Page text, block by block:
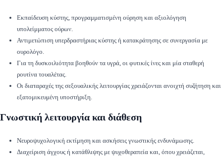
Εκπαίδευση κύστης, προγραμματισμένη ούρηση και αξιολόγηση
υπολείμματος ούρων.
Αντιμετώπιση υπερδραστήριας κύστης ή κατακράτησης σε συνεργασία με
ουρολόγο.
Για τη δυσκοιλιότητα βοηθούν τα υγρά, οι φυτικές ίνες και μία σταθερή
ρουτίνα τουαλέτας.
Οι διαταραχές της σεξουαλικής λειτουργίας χρειάζονται ανοιχτή συζήτηση και
εξατομικευμένη υποστήριξη.
Γνωστική λειτουργία και διάθεση
Νευροψυχολογική εκτίμηση και ασκήσεις γνωστικής ενδυνάμωσης.
Διαχείριση άγχους ή κατάθλιψης με ψυχοθεραπεία και, όπου χρειάζεται,